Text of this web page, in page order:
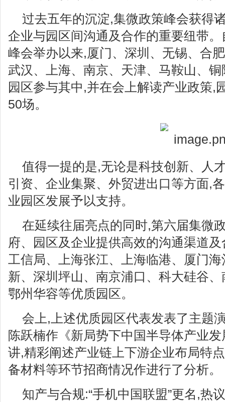
过去五年的沉淀,集微政策峰会获得
企业与园区间沟通及合作的重要纽带
峰会举办以来,厦门、深圳、无锡、合
武汉、上海、南京、天津、马鞍山、
园区参与其中,并在会上解读产业政策,
50场。
值得一提的是,无论是科技创新、人
引资、企业集聚、外贸进出口等方面,
业园区发展予以支持。
在延续往届亮点的同时,第六届集微
府、园区及企业提供高效的沟通渠道
工信局、上海张江、上海临港、厦门
新、深圳坪山、南京浦口、科大硅谷
鄂州华容等优质园区。
会上,上述优质园区代表发表了主题
陈跃楠作《新局势下中国半导体产业
讲,精彩阐述产业链上下游企业布局特
备材料等环节招商情况作进行了分析。
知产与合规:“手机中国联盟”更名,热